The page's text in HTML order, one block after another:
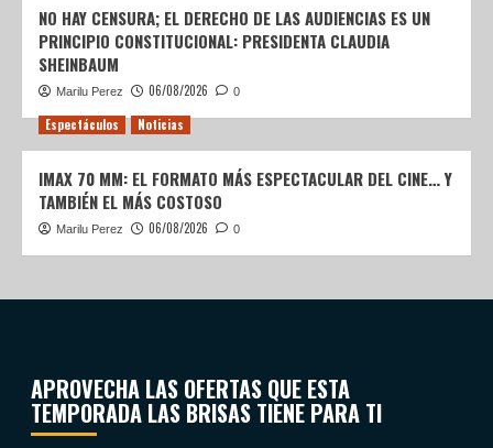
NO HAY CENSURA; EL DERECHO DE LAS AUDIENCIAS ES UN
PRINCIPIO CONSTITUCIONAL: PRESIDENTA CLAUDIA
SHEINBAUM
Marilu Perez 06/08/2026 0
Espectáculos Noticias
IMAX 70 MM: EL FORMATO MÁS ESPECTACULAR DEL CINE… Y
TAMBIÉN EL MÁS COSTOSO
Marilu Perez 06/08/2026 0
APROVECHA LAS OFERTAS QUE ESTA
TEMPORADA LAS BRISAS TIENE PARA TI